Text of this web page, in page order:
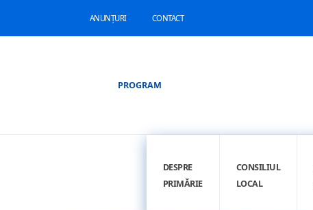
ANUNȚURI CONTACT
PROGRAM
DESPRE
PRIMĂRIE
CONSILIUL
LOCAL